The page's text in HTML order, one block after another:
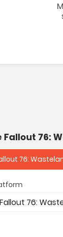
Fallout 76:
76: